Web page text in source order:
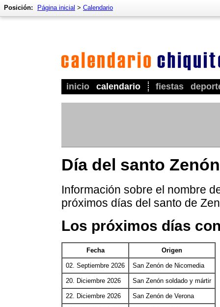
inicio calendario fiestas
Posición: Página inicial > Calendario
Día del santo Zenón
Información sobre el nombre
próximos días del santo de
Los próximos días
Fecha Origen
02. Septiembre 2026 San Zenón de Nicomedia
20. Diciembre 2026 San Zenón soldado y mártir
22. Diciembre 2026 San Zenón de Verona